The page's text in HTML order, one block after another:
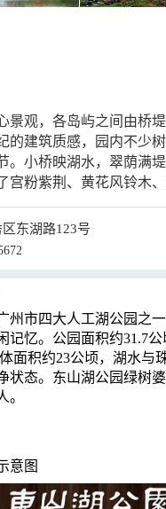
景观，各岛屿之间由桥
的建筑质感，园内不少
。小桥映湖水，翠荫满堤
宫粉紫荆、黄花风铃木、
东湖路123号
州市四大人工湖公园之
记忆。公园面积约31.7
面积约23公顷，湖水与
状态。东山湖公园绿树婆
。
意图